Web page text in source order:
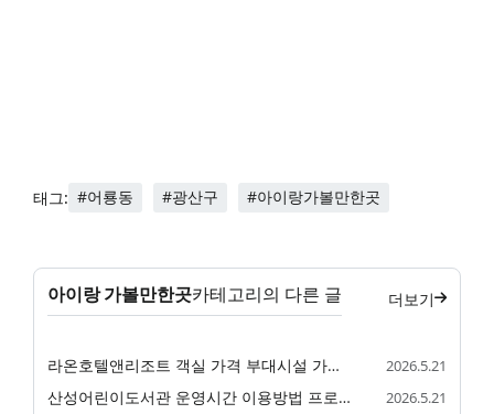
태그: #어룡동 #광산구 #아이랑가볼만한곳
아이랑 가볼만한곳카테고리의 다른 글 더보기
라온호텔앤리조트 객실 가격 부대시설 가족 숙소 정리 2026.5.21
산성어린이도서관 운영시간 이용방법 프로그램 정리 2026.5.21